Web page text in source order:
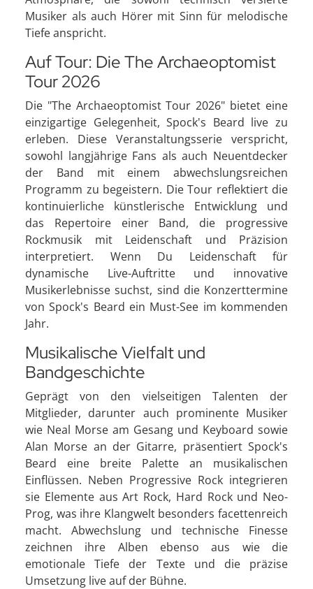
Musiker als auch Hörer mit Sinn für melodische
Tiefe anspricht.
Auf Tour: Die The Archaeoptomist
Tour 2026
Die "The Archaeoptomist Tour 2026" bietet eine
einzigartige Gelegenheit, Spock's Beard live zu
erleben. Diese Veranstaltungsserie verspricht,
sowohl langjährige Fans als auch Neuentdecker
der Band mit einem abwechslungsreichen
Programm zu begeistern. Die Tour reflektiert die
kontinuierliche künstlerische Entwicklung und
das Repertoire einer Band, die progressive
Rockmusik mit Leidenschaft und Präzision
interpretiert. Wenn Du Leidenschaft für
dynamische Live-Auftritte und innovative
Musikerlebnisse suchst, sind die Konzerttermine
von Spock's Beard ein Must-See im kommenden
Jahr.
Musikalische Vielfalt und
Bandgeschichte
Geprägt von den vielseitigen Talenten der
Mitglieder, darunter auch prominente Musiker
wie Neal Morse am Gesang und Keyboard sowie
Alan Morse an der Gitarre, präsentiert Spock's
Beard eine breite Palette an musikalischen
Einflüssen. Neben Progressive Rock integrieren
sie Elemente aus Art Rock, Hard Rock und Neo-
Prog, was ihre Klangwelt besonders facettenreich
macht. Abwechslung und technische Finesse
zeichnen ihre Alben ebenso aus wie die
emotionale Tiefe der Texte und die präzise
Umsetzung live auf der Bühne.